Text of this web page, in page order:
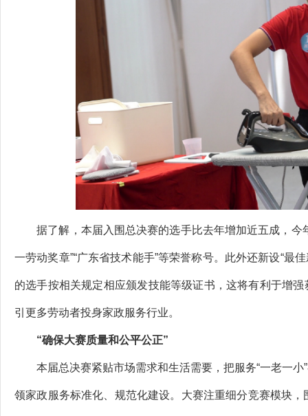
据了解，本届入围总决赛的选手比去年增加近五成，今
一劳动奖章”“广东省技术能手”等荣誉称号。此外还新设“最
的选手按相关规定相应颁发技能等级证书，这将有利于增
引更多劳动者投身家政服务行业。
“确保大赛质量和公平公正”
本届总决赛紧贴市场需求和生活需要，把服务“一老一小
领家政服务标准化、规范化建设。大赛注重细分竞赛模块